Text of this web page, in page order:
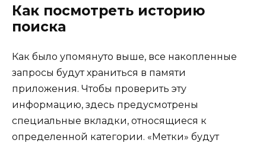
Как посмотреть историю
поиска
Как было упомянуто выше, все накопленные
запросы будут храниться в памяти
приложения. Чтобы проверить эту
информацию, здесь предусмотрены
специальные вкладки, относящиеся к
определенной категории. «Метки» будут